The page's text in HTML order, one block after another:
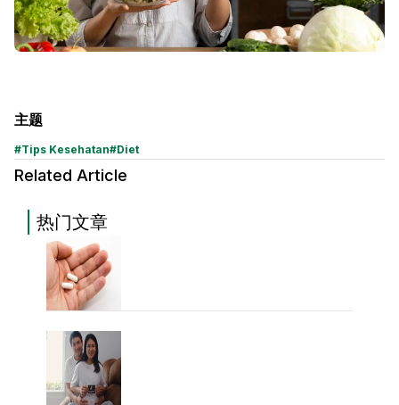
主题
#Tips Kesehatan#Diet
Related Article
热门文章